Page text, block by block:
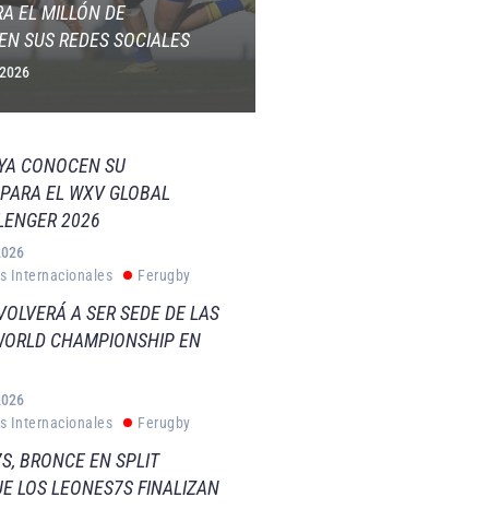
EL MILLÓN DE
SUS REDES SOCIALES
CONOCEN SU
EL WXV GLOBAL
2026
Internacionales
Ferugby
A SER SEDE DE LAS
CHAMPIONSHIP EN
Internacionales
Ferugby
BRONCE EN SPLIT
LOS LEONES7S FINALIZAN